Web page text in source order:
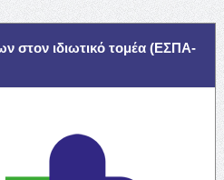
στον ιδιωτικό τομέα (ΕΣΠΑ-